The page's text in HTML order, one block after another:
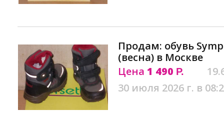
Продам: обувь
(весна) в Москве
Цена 1 490 Р.
30 июля 2026 г. в